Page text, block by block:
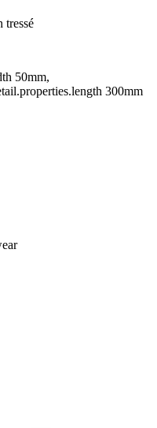
tressé
50mm,
300mm